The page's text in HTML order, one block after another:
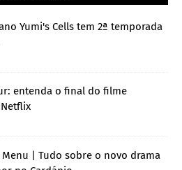
Yumi's Cells tem 2ª temporada
entenda o final do filme
Menu | Tudo sobre o novo drama